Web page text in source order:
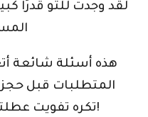
لقد وجدت للتو قدرًا
هذه أسئلة شائعة
المتطلبات قبل حجز
تكره تفويت عطلتك بسبب رفضك في المطار!